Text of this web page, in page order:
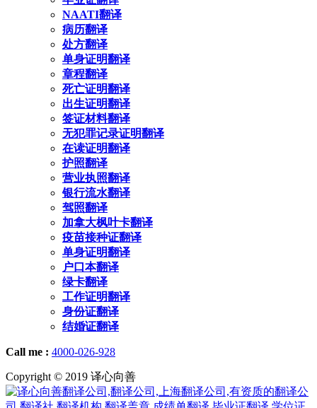
NAATI翻译
病历翻译
处方翻译
单身证明翻译
章程翻译
死亡证明翻译
出生证明翻译
签证材料翻译
无犯罪记录证明翻译
在读证明翻译
护照翻译
营业执照翻译
银行流水翻译
驾照翻译
加拿大枫叶卡翻译
疫苗接种证翻译
单身证明翻译
户口本翻译
绿卡翻译
工作证明翻译
身份证翻译
结婚证翻译
Call me : 4000-026-928
Copyright © 2019 译心向善